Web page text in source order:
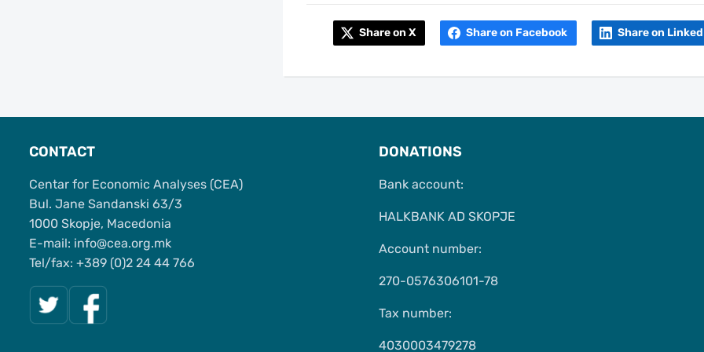
Share on X Share on Facebook Share on
CONTACT
Centar for Economic Analyses (CEA)
Bul. Jane Sandanski 63/3
1000 Skopje, Macedonia
Е-mail: info@cea.org.mk
Tel/fax: +389 (0)2 24 44 766
DONATIONS
Bank account:
HALKBANK AD SKOPJE
Account number:
270-0576306101-78
Tax number:
4030003479278